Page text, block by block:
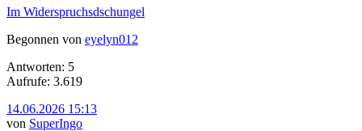
Im Widerspruchsdschungel
Begonnen von eyelyn012
Antworten: 5
Aufrufe: 3.619
14.06.2026 15:13
von SuperIngo